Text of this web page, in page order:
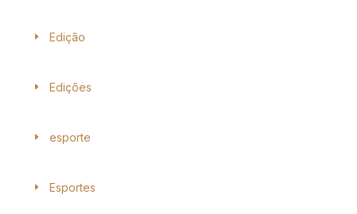
Edição
Edições
esporte
Esportes